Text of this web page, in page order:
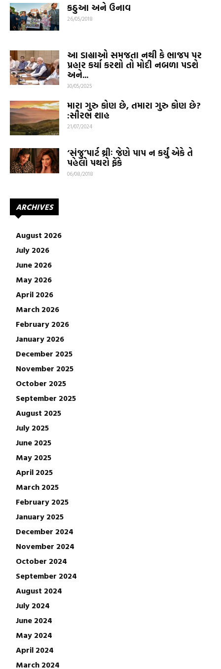
કઠુઆ અને ઉનાવ
26/05/2018
આ ડાહ્યાઓ સમજતા નથી કે ભાજપ પર
પ્રહાર કર્યા કરશો તો મોદી નબળા પડશે
અને...
30/05/2025
મારા ગુરુ કોણ છે, તમારા ગુરુ કોણ છે?
:સૌરભ શાહ
21/07/2024
‘સંજુ’પાર્ટ થ્રીઃ જેણે પાપ ન કર્યું એકે તે
પહેલો પથરો ફેંકે
06/08/2018
ARCHIVES
August 2026
July 2026
June 2026
May 2026
April 2026
March 2026
February 2026
January 2026
December 2025
November 2025
October 2025
September 2025
August 2025
July 2025
June 2025
May 2025
April 2025
March 2025
February 2025
January 2025
December 2024
November 2024
October 2024
September 2024
August 2024
July 2024
June 2024
May 2024
April 2024
March 2024